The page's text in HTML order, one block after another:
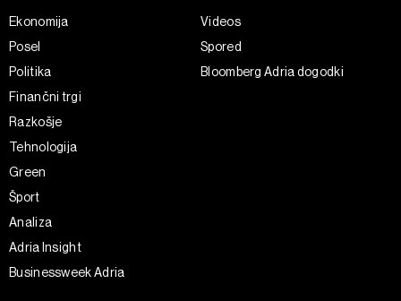
Ekonomija
Posel
Politika
Finančni trgi
Razkošje
Tehnologija
Green
Šport
Analiza
Adria Insight
Businessweek Adria
Videos
Spored
Bloomberg Adria dogodki